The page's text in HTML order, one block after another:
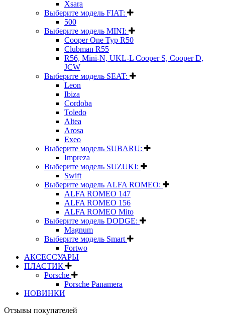
Xsara
Выберите модель FIAT:
500
Выберите модель MINI:
Cooper One Typ R50
Clubman R55
R56, Mini-N, UKL-L Cooper S, Cooper D,
JCW
Выберите модель SEAT:
Leon
Ibiza
Cordoba
Toledo
Altea
Arosa
Exeo
Выберите модель SUBARU:
Impreza
Выберите модель SUZUKI:
Swift
Выберите модель ALFA ROMEO:
ALFA ROMEO 147
ALFA ROMEO 156
ALFA ROMEO Mito
Выберите модель DODGE:
Magnum
Выберите модель Smart
Fortwo
АКСЕССУАРЫ
ПЛАСТИК
Porsche
Porsche Panamera
НОВИНКИ
Отзывы покупателей